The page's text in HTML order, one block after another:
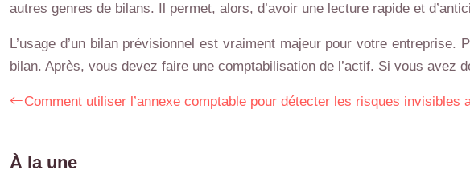
autres genres de bilans. Il permet, alors, d’avoir une lecture rapide et
L’usage d’un bilan prévisionnel est vraiment majeur pour votre
bilan. Après, vous devez faire une comptabilisation de l’actif. Si vous
Comment utiliser l’annexe comptable pour détecter les risques invisibles
À la une